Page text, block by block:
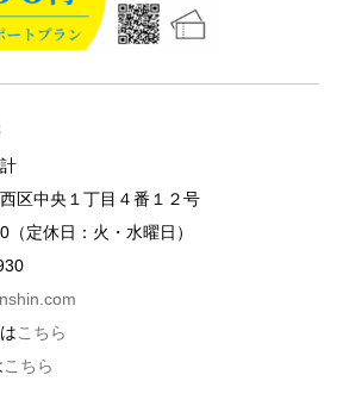
区中央１丁目４番１２号
定休日：火・水曜日）
こちら
こちら